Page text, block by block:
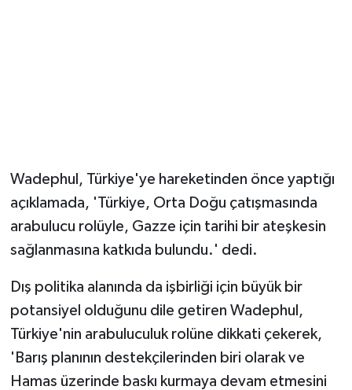
Wadephul, Türkiye'ye hareketinden önce yaptığı
açıklamada, 'Türkiye, Orta Doğu çatışmasında
arabulucu rolüyle, Gazze için tarihi bir ateşkesin
sağlanmasına katkıda bulundu.' dedi.
Dış politika alanında da işbirliği için büyük bir
potansiyel olduğunu dile getiren Wadephul,
Türkiye'nin arabuluculuk rolüne dikkati çekerek,
'Barış planının destekçilerinden biri olarak ve
Hamas üzerinde baskı kurmaya devam etmesini